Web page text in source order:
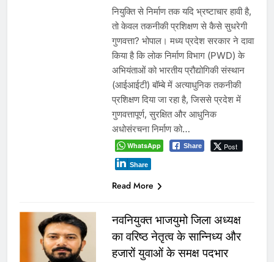
नियुक्ति से निर्माण तक यदि भ्रष्टाचार हावी है,
तो केवल तकनीकी प्रशिक्षण से कैसे सुधरेगी
गुणवत्ता? भोपाल। मध्य प्रदेश सरकार ने दावा
किया है कि लोक निर्माण विभाग (PWD) के
अभियंताओं को भारतीय प्रौद्योगिकी संस्थान
(आईआईटी) बॉम्बे में अत्याधुनिक तकनीकी
प्रशिक्षण दिया जा रहा है, जिससे प्रदेश में
गुणवत्तापूर्ण, सुरक्षित और आधुनिक
अधोसंरचना निर्माण को…
WhatsApp Share Post
Share
Read More
नवनियुक्त भाजयुमो जिला अध्यक्ष
का वरिष्ठ नेतृत्व के सान्निध्य और
हजारों युवाओं के समक्ष पदभार